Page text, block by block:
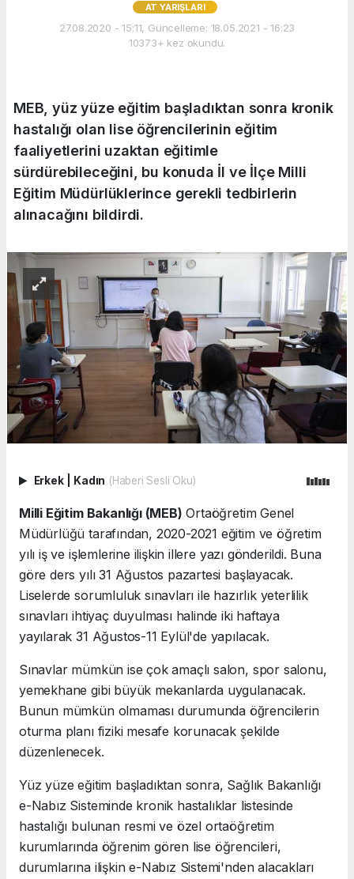
AT YARIŞLARI
27.08.2020 - 15:11, Güncelleme: 18.05.2021 - 16:23
10373+ kez okundu.
MEB, yüz yüze eğitim başladıktan sonra kronik
hastalığı olan lise öğrencilerinin eğitim
faaliyetlerini uzaktan eğitimle
sürdürebileceğini, bu konuda İl ve İlçe Milli
Eğitim Müdürlüklerince gerekli tedbirlerin
alınacağını bildirdi.
Erkek Kadın (Haberi Sesli Oku)
Milli Eğitim Bakanlığı (MEB) Ortaöğretim Genel
Müdürlüğü tarafından, 2020-2021 eğitim ve öğretim
yılı iş ve işlemlerine ilişkin illere yazı gönderildi. Buna
göre ders yılı 31 Ağustos pazartesi başlayacak.
Liselerde sorumluluk sınavları ile hazırlık yeterlilik
sınavları ihtiyaç duyulması halinde iki haftaya
yayılarak 31 Ağustos-11 Eylül'de yapılacak.
Sınavlar mümkün ise çok amaçlı salon, spor salonu,
yemekhane gibi büyük mekanlarda uygulanacak.
Bunun mümkün olmaması durumunda öğrencilerin
oturma planı fiziki mesafe korunacak şekilde
düzenlenecek.
Yüz yüze eğitim başladıktan sonra, Sağlık Bakanlığı
e-Nabız Sisteminde kronik hastalıklar listesinde
hastalığı bulunan resmi ve özel ortaöğretim
kurumlarında öğrenim gören lise öğrencileri,
durumlarına ilişkin e-Nabız Sistemi'nden alacakları